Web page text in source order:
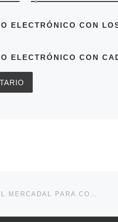
*
ELECTRÓNICO CON
ELECTRÓNICO CON